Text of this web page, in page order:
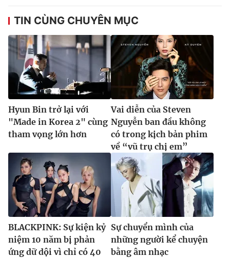
TIN CÙNG CHUYÊN MỤC
Hyun Bin trở lại với
"Made in Korea 2" cùng
tham vọng lớn hơn
Vai diễn của Steven
Nguyễn ban đầu không
có trong kịch bản phim
về “vũ trụ chị em”
BLACKPINK: Sự kiện kỷ
niệm 10 năm bị phản
ứng dữ dội vì chỉ có 40
Sự chuyển mình của
những người kể chuyện
bằng âm nhạc